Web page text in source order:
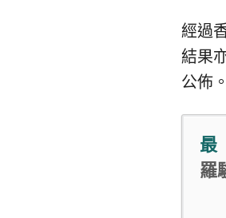
經過
結果
公佈
最
羅